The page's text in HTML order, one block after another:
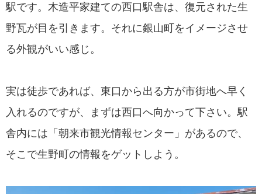
駅です。木造平家建ての西口駅舎は、復元された生
野瓦が目を引きます。それに銀山町をイメージさせ
る外観がいい感じ。
実は徒歩であれば、東口から出る方が市街地へ早く
入れるのですが、まずは西口へ向かって下さい。駅
舎内には「朝来市観光情報センター」があるので、
そこで生野町の情報をゲットしよう。